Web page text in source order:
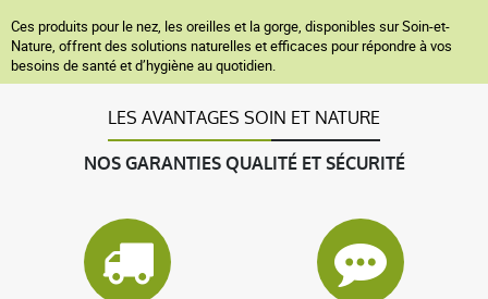
Ces produits pour le nez, les oreilles et la gorge, disponibles sur Soin-et-
Nature, offrent des solutions naturelles et efficaces pour répondre à vos
besoins de santé et d’hygiène au quotidien.
LES AVANTAGES SOIN ET NATURE
NOS GARANTIES QUALITÉ ET SÉCURITÉ